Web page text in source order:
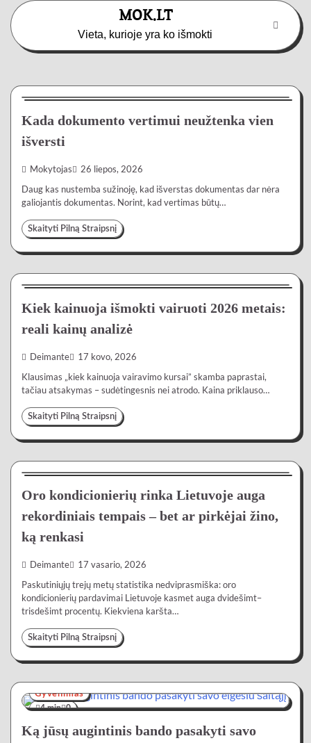
Skip
content
MOK.LT
Vieta, kurioje yra ko išmokti
Kada dokumento vertimui neužtenka vien
išversti
Mokytojas 26 liepos, 2026
Daug kas nustemba sužinoję, kad išverstas dokumentas dar nėra
galiojantis dokumentas. Norint, kad vertimas būtų…
Skaityti Pilną Straipsnį
Kiek kainuoja išmokti vairuoti 2026 metais:
reali kainų analizė
Deimante 17 kovo, 2026
Klausimas „kiek kainuoja vairavimo kursai” skamba paprastai,
tačiau atsakymas – sudėtingesnis nei atrodo. Kaina priklauso…
Skaityti Pilną Straipsnį
Oro kondicionierių rinka Lietuvoje auga
rekordiniais tempais – bet ar pirkėjai žino,
ką renkasi
Deimante 17 vasario, 2026
Paskutiniųjų trejų metų statistika nedviprasmiška: oro
kondicionierių pardavimai Lietuvoje kasmet auga dvidešimt–
trisdešimt procentų. Kiekviena karšta…
Skaityti Pilną Straipsnį
4 min 0
Gyvenimas
Ką jūsų augintinis bando pasakyti savo